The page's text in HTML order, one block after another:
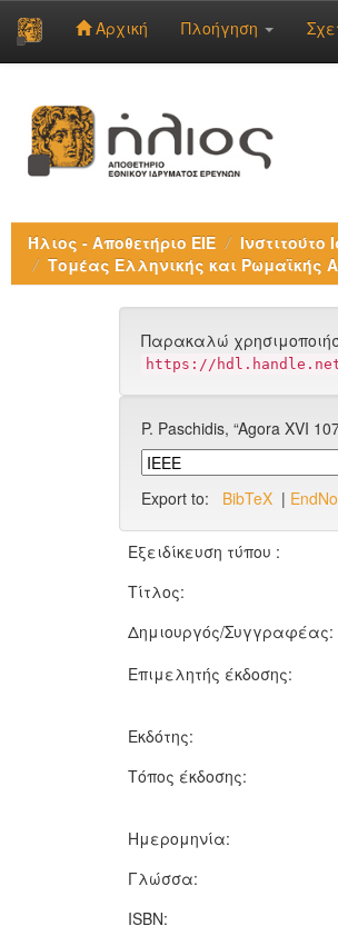
navigation
Αρχική Πλοήγηση
Ήλιος - Αποθετήριο ΕΙΕ Ινστιτούτο
Τομέας Ελληνικής και Ρωμαϊκής
Παρακαλώ
https://
P. Paschidis, “Agora XVI
Export to: BibTeX |
Εξειδίκευση τύπου :
Τίτλος:
Δημιουργός/Συγγραφέας:
Επιμελητής έκδοσης:
Εκδότης:
Τόπος έκδοσης:
Ημερομηνία:
Γλώσσα:
ISBN: